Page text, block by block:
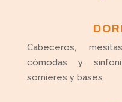
Cabeceros,
cómodas y
somieres y bases